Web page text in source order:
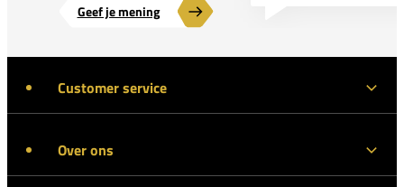
Geef je mening
Customer service
Over ons